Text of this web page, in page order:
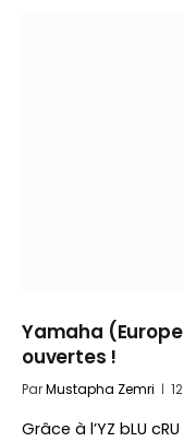
Yamaha
ouvertes !
ParMustapha Zemri
Grâce à l’YZ bLU